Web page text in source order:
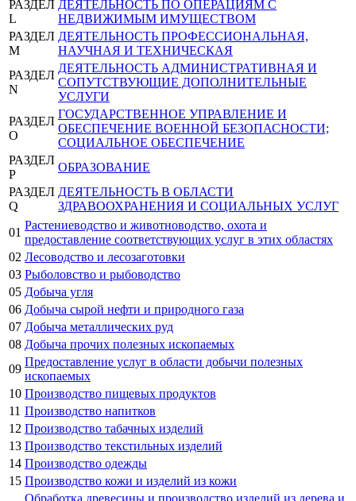
РАЗДЕЛ
L
ДЕЯТЕЛЬНОСТЬ ПО ОПЕРАЦИЯМ С
НЕДВИЖИМЫМ ИМУЩЕСТВОМ
РАЗДЕЛ
M
ДЕЯТЕЛЬНОСТЬ ПРОФЕССИОНАЛЬНАЯ,
НАУЧНАЯ И ТЕХНИЧЕСКАЯ
РАЗДЕЛ
N
ДЕЯТЕЛЬНОСТЬ АДМИНИСТРАТИВНАЯ И
СОПУТСТВУЮЩИЕ ДОПОЛНИТЕЛЬНЫЕ
УСЛУГИ
РАЗДЕЛ
O
ГОСУДАРСТВЕННОЕ УПРАВЛЕНИЕ И
ОБЕСПЕЧЕНИЕ ВОЕННОЙ БЕЗОПАСНОСТИ;
СОЦИАЛЬНОЕ ОБЕСПЕЧЕНИЕ
РАЗДЕЛ
P
ОБРАЗОВАНИЕ
РАЗДЕЛ
Q
ДЕЯТЕЛЬНОСТЬ В ОБЛАСТИ
ЗДРАВООХРАНЕНИЯ И СОЦИАЛЬНЫХ УСЛУГ
01
Растениеводство и животноводство, охота и
предоставление соответствующих услуг в этих областях
02 Лесоводство и лесозаготовки
03 Рыболовство и рыбоводство
05 Добыча угля
06 Добыча сырой нефти и природного газа
07 Добыча металлических руд
08 Добыча прочих полезных ископаемых
09
Предоставление услуг в области добычи полезных
ископаемых
10 Производство пищевых продуктов
11 Производство напитков
12 Производство табачных изделий
13 Производство текстильных изделий
14 Производство одежды
15 Производство кожи и изделий из кожи
Обработка древесины и производство изделий из дерева и